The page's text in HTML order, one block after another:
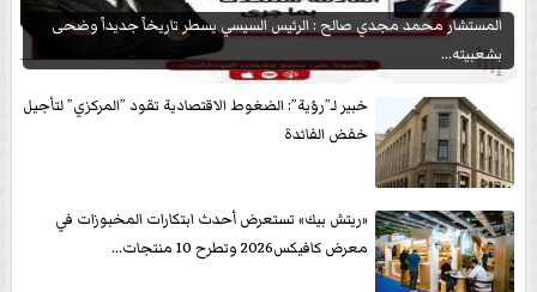
المستشار محمد مجدي صالح : الرئيس السيسي يسطر تاريخاً جديداً وضحى
بشعبيته...
خبير لـ”رؤية”: الضغوط الاقتصادية تقود ”المركزي” لتأجيل
خفض الفائدة
«ريتش بيك» تستعرض أحدث ابتكارات المخبوزات في
معرض كافيكس2026 وتطرح 10 منتجات...